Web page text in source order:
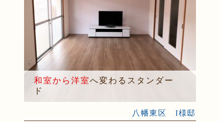
和室から洋室へ変わるスタンダー
ド
八幡東区 I様邸